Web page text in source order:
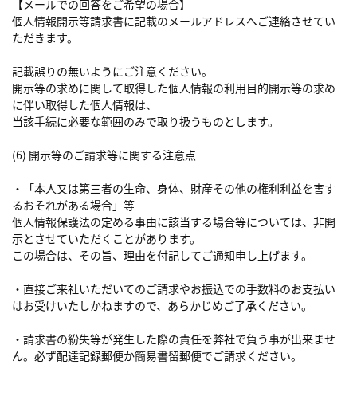
【メールでの回答をご希望の場合】
個人情報開示等請求書に記載のメールアドレスへご連絡させてい
ただきます。
記載誤りの無いようにご注意ください。
開示等の求めに関して取得した個人情報の利用目的開示等の求め
に伴い取得した個人情報は、
当該手続に必要な範囲のみで取り扱うものとします。
(6) 開示等のご請求等に関する注意点
・「本人又は第三者の生命、身体、財産その他の権利利益を害す
るおそれがある場合」等
個人情報保護法の定める事由に該当する場合等については、非開
示とさせていただくことがあります。
この場合は、その旨、理由を付記してご通知申し上げます。
・直接ご来社いただいてのご請求やお振込での手数料のお支払い
はお受けいたしかねますので、あらかじめご了承ください。
・請求書の紛失等が発生した際の責任を弊社で負う事が出来ませ
ん。必ず配達記録郵便か簡易書留郵便でご請求ください。